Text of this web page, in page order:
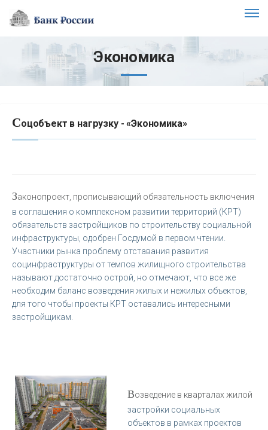
Экономика
Соцобъект в нагрузку - «Экономика»
Законопроект, прописывающий обязательность включения
в соглашения о комплексном развитии территорий (КРТ)
обязательств застройщиков по строительству социальной
инфраструктуры, одобрен Госдумой в первом чтении.
Участники рынка проблему отставания развития
социнфраструктуры от темпов жилищного строительства
называют достаточно острой, но отмечают, что все же
необходим баланс возведения жилых и нежилых объектов,
для того чтобы проекты КРТ оставались интересными
застройщикам.
Возведение в кварталах жилой
застройки социальных
объектов в рамках проектов